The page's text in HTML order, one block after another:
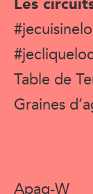
Table de
Graines
Apaq-W